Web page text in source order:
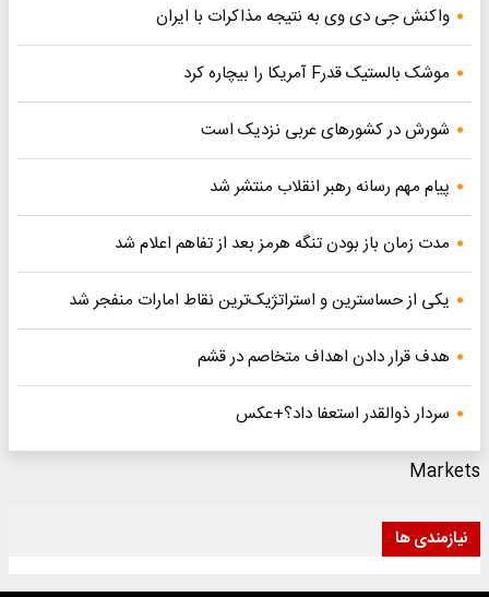
مذاکرات با ایران
نزدیک است
منتشر شد
بعد از تفاهم اعلام شد
نقاط امارات منفجر شد
در قشم